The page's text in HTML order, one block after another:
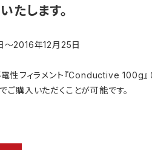
たします。
～2016年12月25日
性フィラメント『Conductive 100g』
購入いただくことが可能です。